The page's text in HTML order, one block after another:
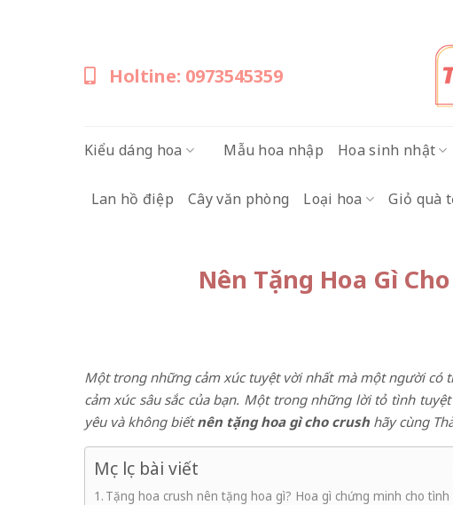
Holtine: 0973545359
Kiểu dáng hoa Mẫu hoa nhập Hoa sinh nhật
Lan hồ điệp Cây văn phòng Loại hoa Giỏ quà
Nên Tặng Hoa Gì
Một trong những cảm xúc tuyệt vời nhất mà một người có
cảm xúc sâu sắc của bạn. Một trong những lời tỏ tình
yêu và không biếtnên tặng hoa gì cho crushhãy cùng
Mục lục bài viết
Tặng hoa crush nên tặng hoa gì? Hoa gì chứng minh cho tình